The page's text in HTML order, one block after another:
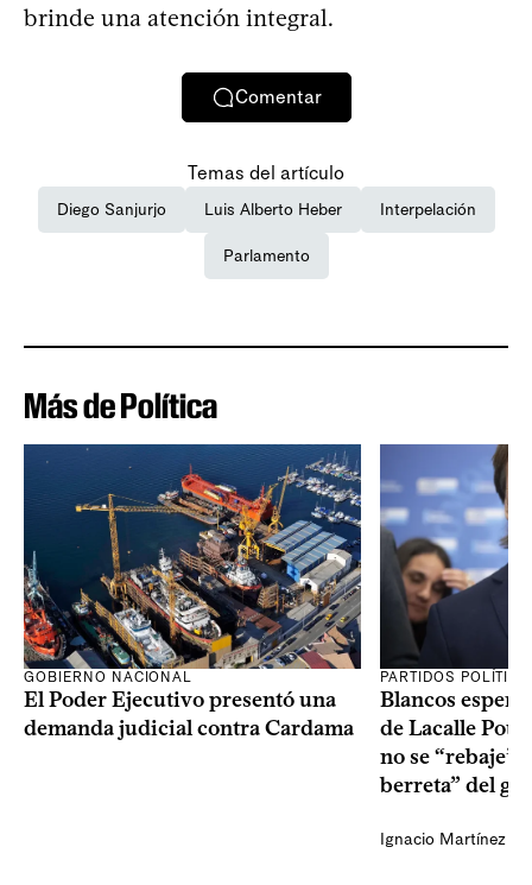
brinde una atención integral.
Comentar
Temas del artículo
Diego Sanjurjo Luis Alberto Heber Interpelación
Parlamento
Más de Política
GOBIERNO NACIONAL
El Poder Ejecutivo presentó una
demanda judicial contra Cardama
PARTIDOS
Blancos
de Lacalle Pou
no se “rebaje”
berreta” del
Ignacio Martínez